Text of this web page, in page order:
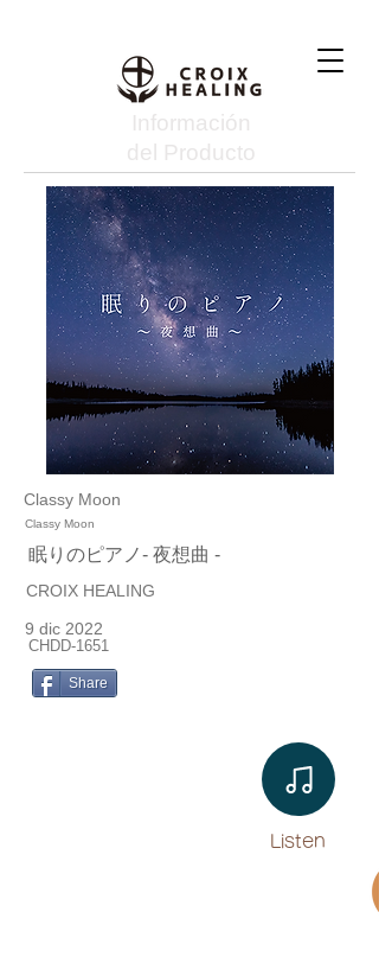
Información
del Producto
Classy Moon
Classy Moon
眠りのピアノ- 夜想曲 -
CROIX HEALING
9 dic 2022
CHDD-1651
Share
Listen​